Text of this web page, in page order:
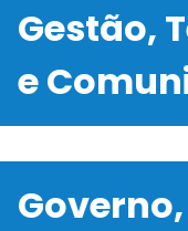
Gestão,
e